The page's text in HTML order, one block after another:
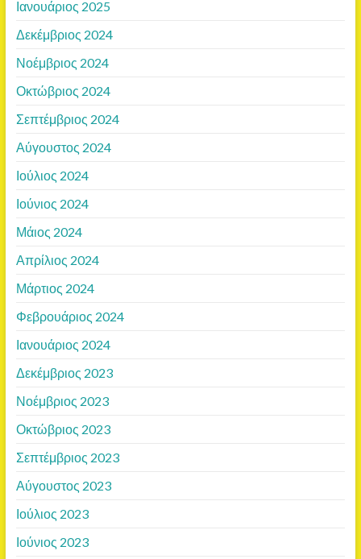
Ιανουάριος 2025
Δεκέμβριος 2024
Νοέμβριος 2024
Οκτώβριος 2024
Σεπτέμβριος 2024
Αύγουστος 2024
Ιούλιος 2024
Ιούνιος 2024
Μάιος 2024
Απρίλιος 2024
Μάρτιος 2024
Φεβρουάριος 2024
Ιανουάριος 2024
Δεκέμβριος 2023
Νοέμβριος 2023
Οκτώβριος 2023
Σεπτέμβριος 2023
Αύγουστος 2023
Ιούλιος 2023
Ιούνιος 2023